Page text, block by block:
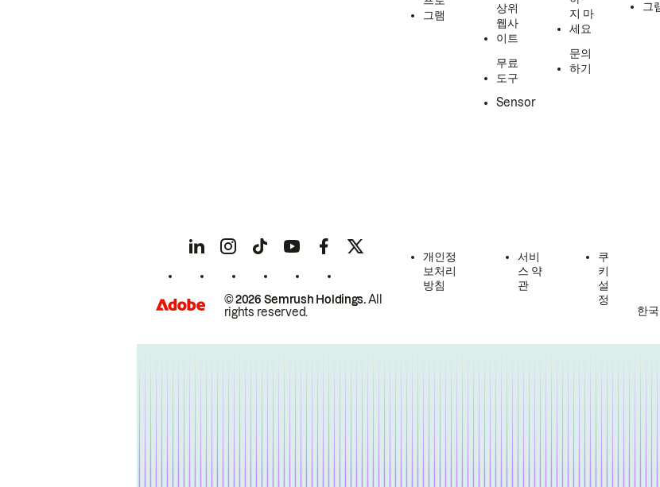
그램
상위
웹사
이트
무료
도구
Sensor
지 마
세요
문의
하기
그
© 2026 Semrush Holdings.All
rights reserved.
개인정
보처리
방침
서비
스 약
관
쿠
키
설
정
한